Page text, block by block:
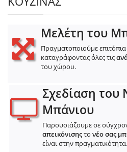
Μελέτη του
Πραγματοποιούμε επιτόπια
καταγράφοντας όλες τις
του χώρου.
Σχεδίαση του
Μπάνιου
Παρουσιάζουμε σε
απεικόνισηςτο νέο σας
είναι στην πραγματικότητα.